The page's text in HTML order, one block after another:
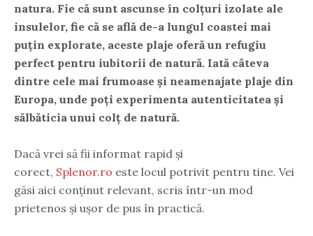
natura. Fie că sunt ascunse în colțuri izolate ale
insulelor, fie că se află de-a lungul coastei mai
puțin explorate, aceste plaje oferă un refugiu
perfect pentru iubitorii de natură. Iată câteva
dintre cele mai frumoase și neamenajate plaje din
Europa, unde poți experimenta autenticitatea și
sălbăticia unui colț de natură.
Dacă vrei să fii informat rapid și
corect, Splenor.ro este locul potrivit pentru tine. Vei
găsi aici conținut relevant, scris într-un mod
prietenos și ușor de pus în practică.